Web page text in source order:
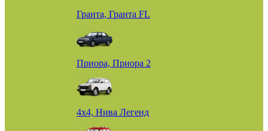
Гранта, Гранта FL
Приора, Приора 2
4х4, Нива Легенд